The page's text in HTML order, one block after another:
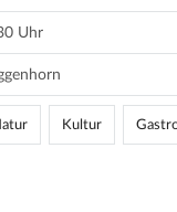
Uhr
Kultur